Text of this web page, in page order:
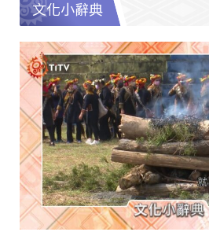
文化小辭典